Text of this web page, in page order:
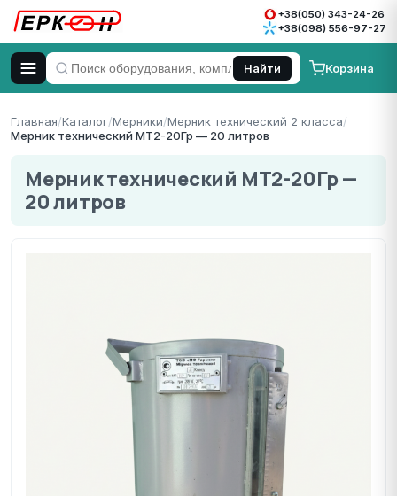
+38(050) 343-24-26
+38(098) 556-97-27
Найти Корзина
Главная/Каталог/Мерники/Мерник технический 2 класса/
Мерник технический МТ2-20Гр — 20 литров
Мерник технический МТ2-20Гр —
20 литров